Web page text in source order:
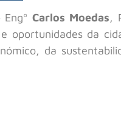
EngºCarlos Moedas,
oportunidades da
da